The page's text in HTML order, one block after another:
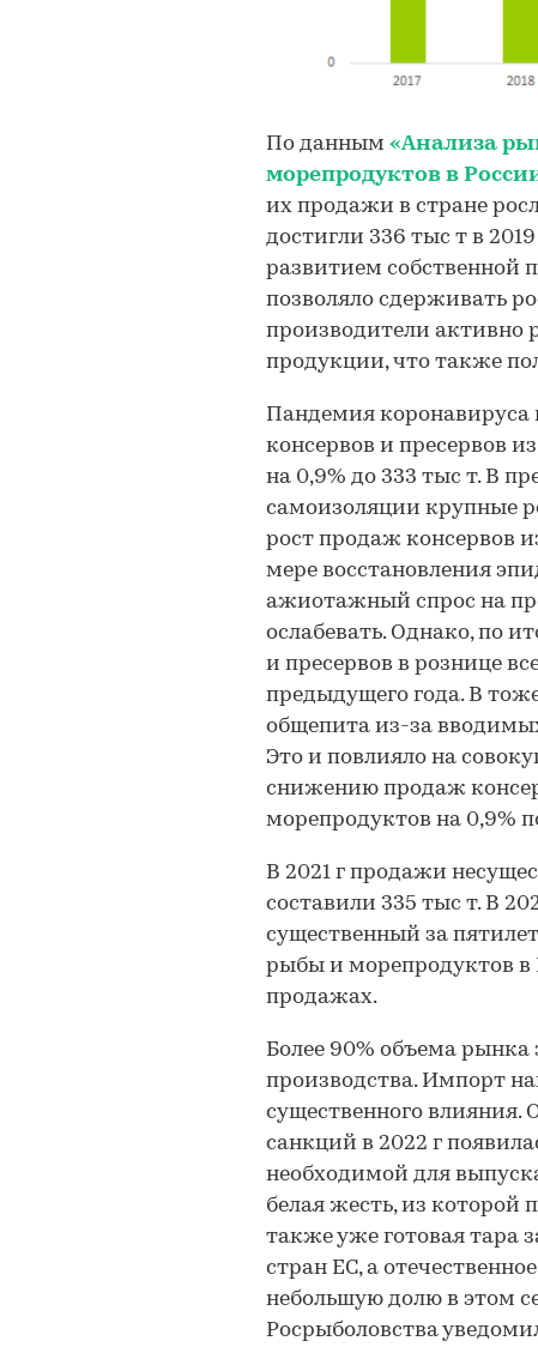
По данным «Анализа
морепродуктов в
их продажи в стране
достигли 336 тыс т в
развитием собственной
позволяло сдерживать
производители активно
продукции, что также
Пандемия
консервов и пресервов
на 0,9% до 333 тыс т. В
самоизоляции крупные
рост продаж консервов
мере восстановления
ажиотажный спрос на
ослабевать. Однако, по
и пресервов в рознице
предыдущего года. В
общепита из-за
Это и повлияло на
снижению продаж
морепродуктов на 0,9%
В 2021 г продажи
составили 335 тыс т. В
существенный за
рыбы и морепродуктов в
продажах.
Более 90% объема рынка
производства. Импорт
существенного влияния.
санкций в 2022 г
необходимой для
белая жесть, из которой
также уже готовая тара
стран ЕС, а
небольшую долю в этом
Росрыболовства